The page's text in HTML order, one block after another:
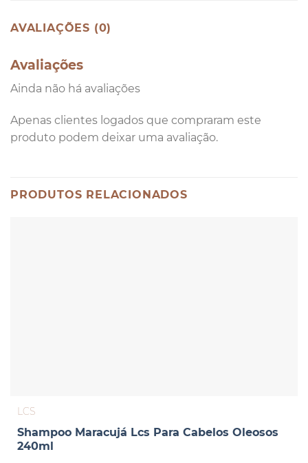
AVALIAÇÕES (0)
Avaliações
Ainda não há avaliações
Apenas clientes logados que compraram este
produto podem deixar uma avaliação.
PRODUTOS RELACIONADOS
LCS
Shampoo Maracujá Lcs Para Cabelos Oleosos
240ml